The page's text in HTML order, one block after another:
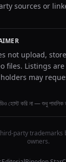
sources or
not upload,
files. Listings
may
হোস্ট করি না — শুধু পাবলিক
party trademarks
owners.